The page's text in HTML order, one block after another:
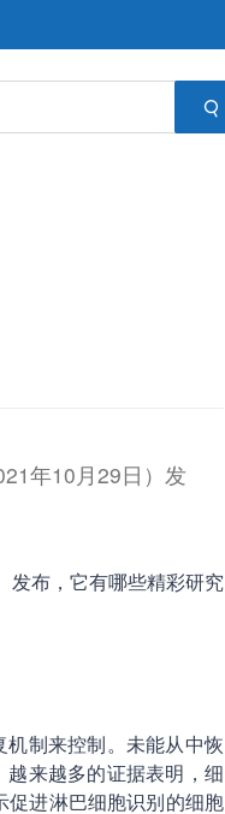
年10月29日）发
发布，它有哪些精彩研究
制来控制。未能从中恢
来越多的证据表明，细
促进淋巴细胞识别的细胞